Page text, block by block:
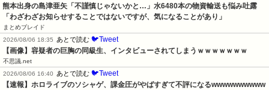
熊本出身の島津亜矢「不謹慎じゃないかと…」水6480本の物資輸送も悩み吐露
「わざわざお知らせすることではないですが、気になることがあり」
まとめブレイド
2026/08/06 18:35
あとで読む 🐦Tweet
【画像】容疑者の巨胸の同級生、インタビューされてしまうｗｗｗｗｗｗｗ
不思議.net
2026/08/06 16:40
あとで読む 🐦Tweet
【速報】ホロライブのソシャゲ、課金圧がやばすぎて不評になるwwwwwwwwww